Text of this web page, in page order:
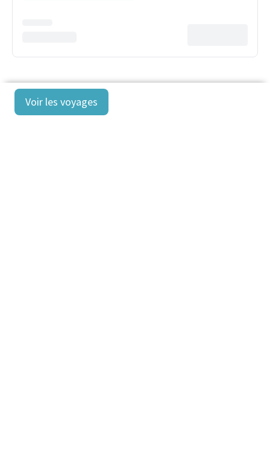
Voir les voyages